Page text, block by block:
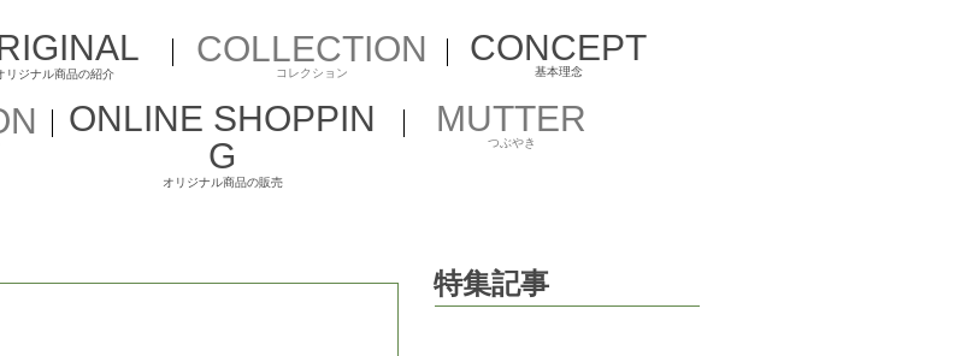
リジナル商品の紹介
COLLECTION
コレクション
CONCEPT
基本理念
ONLINE SHOPPIN
G
​オリジナル商品の販売
MUTTER
つぶやき​
特集記事